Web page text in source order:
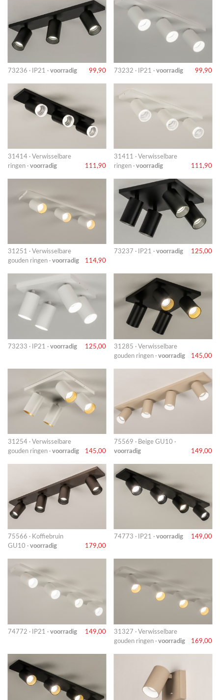
73236 · IP21 · voorradig 99,90 73232 · IP21 · voorradig 99,90
31414 · Verwisselbare
ringen · voorradig 111,90
31411 · Verwisselbare
ringen · voorradig 111,90
31251 · Verwisselbare
gouden ringen · voorradig 114,90
73237 · IP21 · voorradig 125,00
73233 · IP21 · voorradig 125,00
31285 · Verwisselbare
gouden ringen · voorradig 145,00
31254 · Verwisselbare
gouden ringen · voorradig 145,00
75569 · Beige GU10 ·
voorradig
149,00
75566 · Koffiebruin
GU10 · voorradig 179,00
74773 · IP21 · voorradig 149,00
74772 · IP21 · voorradig 149,00
31327 · Verwisselbare
gouden ringen · voorradig 169,00